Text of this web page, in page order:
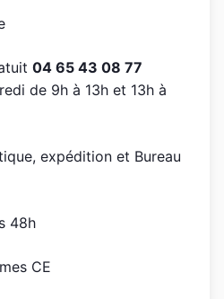
04 65 43 08 77
de 9h à 13h et 13h à
expédition et Bureau
48h
CE